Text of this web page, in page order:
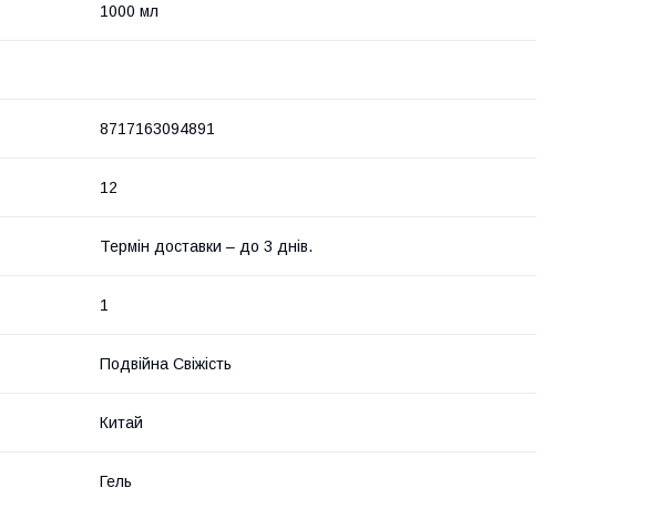
1000 мл
8717163094891
12
Термін доставки – до 3 днів.
1
Подвійна Свіжість
Китай
Гель